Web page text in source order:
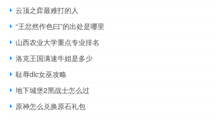
云顶之弈最难打的人
“王忿然作色曰”的出处是哪里
山西农业大学重点专业排名
洛克王国满速牛姐是多少
耻辱dlc女巫攻略
地下城堡2黑战士怎么过
原神怎么兑换原石礼包